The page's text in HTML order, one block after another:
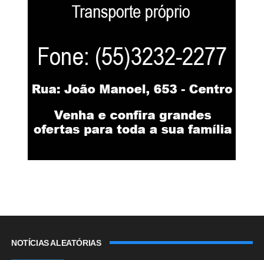
NOTÍCIAS ALEATÓRIAS